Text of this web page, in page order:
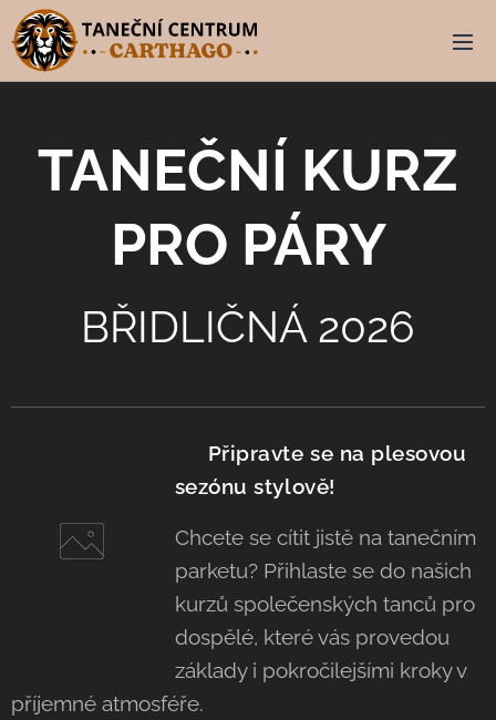
TANEČNÍ KURZ
PRO PÁRY
BŘIDLIČNÁ 2026
Připravte se na plesovou
sezónu stylově!
Chcete se cítit jistě na tanečním
parketu? Přihlaste se do našich
kurzů společenských tanců pro
dospělé, které vás provedou
základy i pokročilejšími kroky v
příjemné atmosféře.